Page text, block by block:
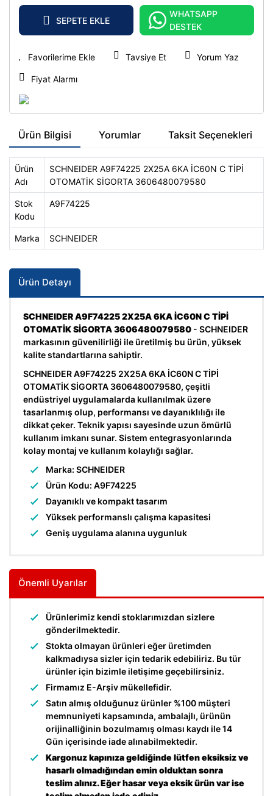
SEPETE EKLE
WHATSAPP
DESTEK
Tavsiye Et Yorum Yaz
Fiyat Alarmı
Ürün Bilgisi Yorumlar Taksit Seçenekleri
Ürün
Adı
SCHNEIDER A9F74225 2X25A 6KA İC60N C TİPİ
OTOMATİK SİGORTA 3606480079580
Stok
Kodu
A9F74225
Marka SCHNEIDER
Ürün Detayı
SCHNEIDER A9F74225 2X25A 6KA İC60N C TİPİ
OTOMATİK SİGORTA 3606480079580 - SCHNEIDER
markasının güvenilirliği ile üretilmiş bu ürün, yüksek
kalite standartlarına sahiptir.
SCHNEIDER A9F74225 2X25A 6KA İC60N C TİPİ
OTOMATİK SİGORTA 3606480079580, çeşitli
endüstriyel uygulamalarda kullanılmak üzere
tasarlanmış olup, performansı ve dayanıklılığı ile
dikkat çeker. Teknik yapısı sayesinde uzun ömürlü
kullanım imkanı sunar. Sistem entegrasyonlarında
kolay montaj ve kullanım kolaylığı sağlar.
Marka: SCHNEIDER
Ürün Kodu: A9F74225
Dayanıklı ve kompakt tasarım
Yüksek performanslı çalışma kapasitesi
Geniş uygulama alanına uygunluk
Önemli Uyarılar
Ürünlerimiz kendi stoklarımızdan sizlere
gönderilmektedir.
Stokta olmayan ürünleri eğer üretimden
kalkmadıysa sizler için tedarik edebiliriz. Bu tür
ürünler için bizimle iletişime geçebilirsiniz.
Firmamız E-Arşiv mükellefidir.
Satın almış olduğunuz ürünler %100 müşteri
memnuniyeti kapsamında, ambalajlı, ürünün
orijinalliğinin bozulmamış olması kaydı ile 14
Gün içerisinde iade alınabilmektedir.
Kargonuz kapınıza geldiğinde lütfen eksiksiz ve
hasarlı olmadığından emin olduktan sonra
teslim alınız. Eğer hasar veya eksik ürün var ise